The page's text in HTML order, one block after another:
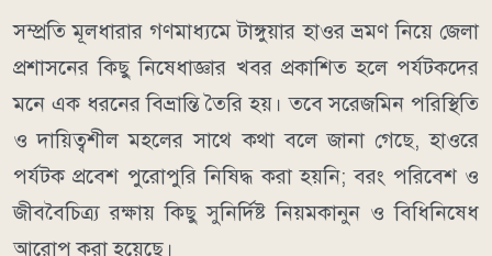
​সম্প্রতি মূলধারার গণমাধ্যমে টাঙ্গুয়ার হাওর ভ্রমণ নিয়ে জেলা
প্রশাসনের কিছু নিষেধাজ্ঞার খবর প্রকাশিত হলে পর্যটকদের
মনে এক ধরনের বিভ্রান্তি তৈরি হয়। তবে সরেজমিন পরিস্থিতি
ও দায়িত্বশীল মহলের সাথে কথা বলে জানা গেছে, হাওরে
পর্যটক প্রবেশ পুরোপুরি নিষিদ্ধ করা হয়নি; বরং পরিবেশ ও
জীববৈচিত্র্য রক্ষায় কিছু সুনির্দিষ্ট নিয়মকানুন ও বিধিনিষেধ
আরোপ করা হয়েছে।